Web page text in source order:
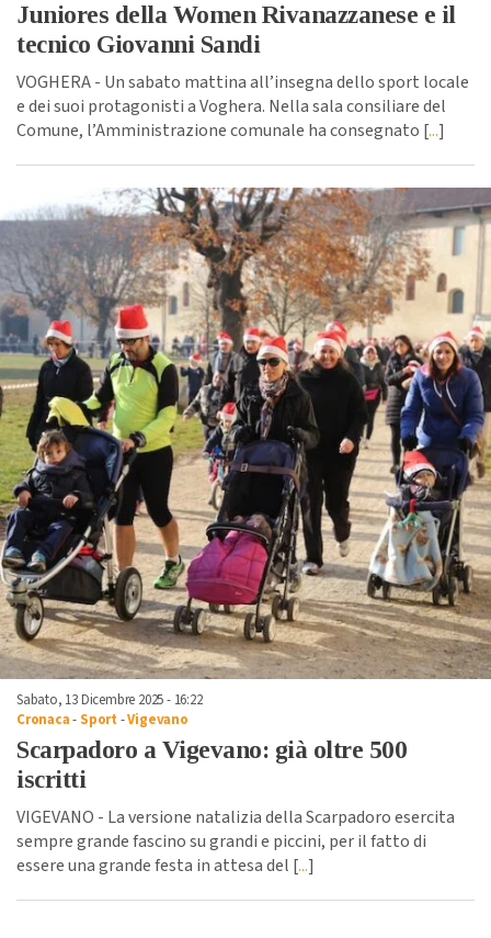
Juniores della Women Rivanazzanese e il
tecnico Giovanni Sandi
VOGHERA - Un sabato mattina all’insegna dello sport locale
e dei suoi protagonisti a Voghera. Nella sala consiliare del
Comune, l’Amministrazione comunale ha consegnato [...]
Sabato, 13 Dicembre 2025 - 16:22
Cronaca-Sport -Vigevano
Scarpadoro a Vigevano: già oltre 500
iscritti
VIGEVANO - La versione natalizia della Scarpadoro esercita
sempre grande fascino su grandi e piccini, per il fatto di
essere una grande festa in attesa del [...]